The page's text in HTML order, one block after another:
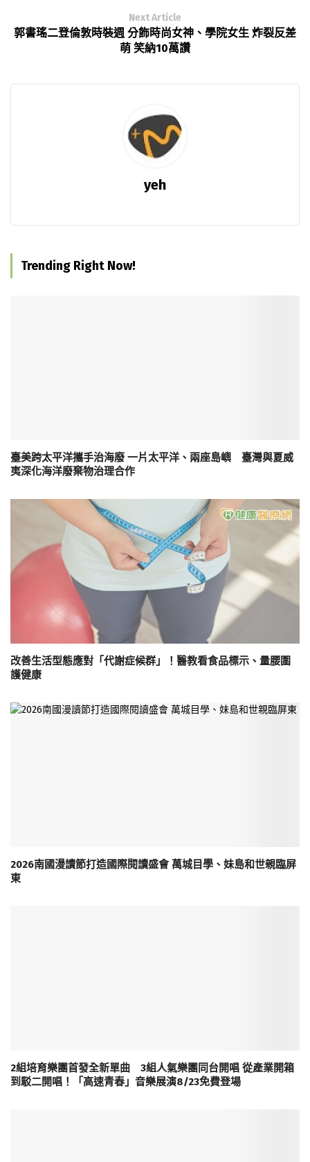
Next Article
郭書瑤二登倫敦時裝週 分飾時尚女神、學院女生 炸裂反差
萌 笑納10萬讚
yeh
Trending Right Now!
臺美跨太平洋攜手治海廢 一片太平洋、兩座島嶼 臺灣與夏威
夷深化海洋廢棄物治理合作
改善生活型態應對「代謝症候群」！醫教看食品標示、量腰圍
護健康
2026南國漫讀節打造國際閱讀盛會 萬城目學、妹島和世親臨屏
東
2組培育樂團首發全新單曲 3組人氣樂團同台開唱 從產業開箱
到駁二開唱！「高速青春」音樂展演8/23免費登場